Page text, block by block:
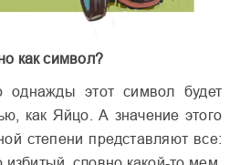
как символ?
этот символ будет
как Яйцо. А значение этого
степени представляют все: